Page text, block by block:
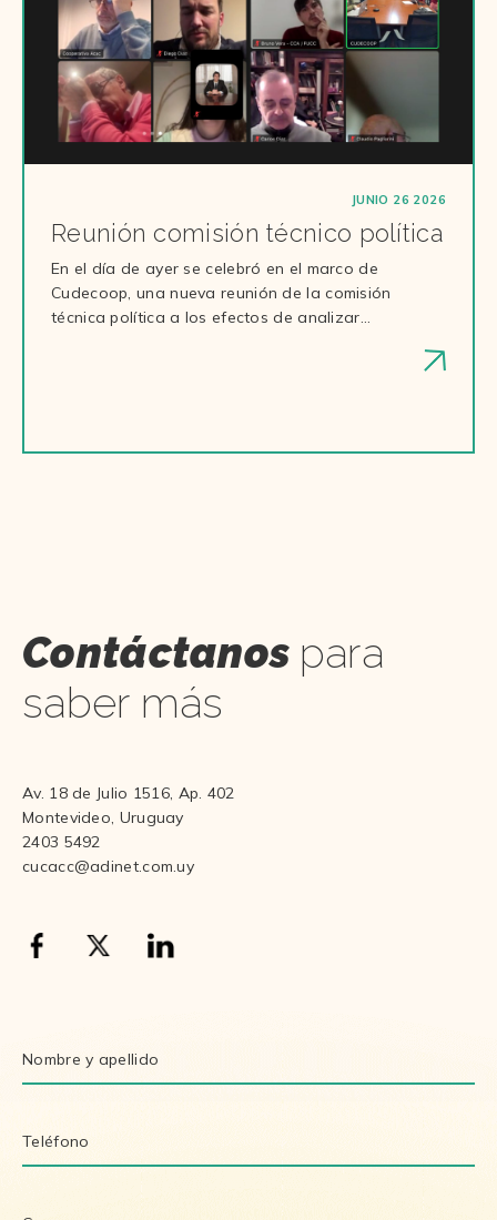
JUNIO 26 2026
Reunión comisión técnico política
En el día de ayer se celebró en el marco de
Cudecoop, una nueva reunión de la comisión
técnica política a los efectos de analizar…
Contáctanos para
saber más
Av. 18 de Julio 1516, Ap. 402
Montevideo, Uruguay
2403 5492
cucacc@adinet.com.uy